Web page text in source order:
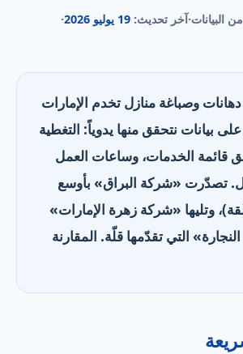
البيانات·آخر تحديث: 19 يوليو 2026
·
شركة دهانات وصباغة منازل تخدم الإمارات
على بيانات نتحقق منها يدوياً: التغطية
قائمة الخدمات، وساعات العمل
تصدّرت «شركة البراق» بأوسع
(20 منطقة)، وتليها «شركة زهرة الإمارات»
التي تقدّمها قلّة. المقارنة